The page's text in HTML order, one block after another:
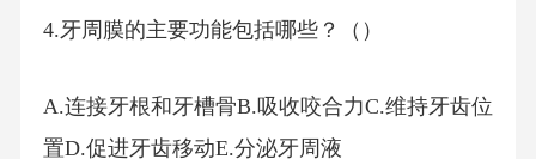
4.牙周膜的主要功能包括哪些？（）
A.连接牙根和牙槽骨B.吸收咬合力C.维持牙齿位
置D.促进牙齿移动E.分泌牙周液